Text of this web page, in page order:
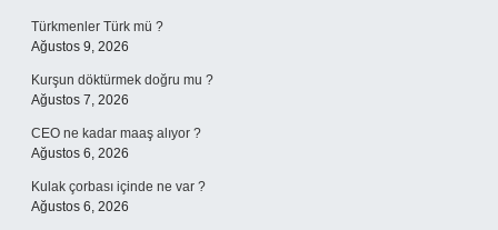
Türkmenler Türk mü ?
Ağustos 9, 2026
Kurşun döktürmek doğru mu ?
Ağustos 7, 2026
CEO ne kadar maaş alıyor ?
Ağustos 6, 2026
Kulak çorbası içinde ne var ?
Ağustos 6, 2026